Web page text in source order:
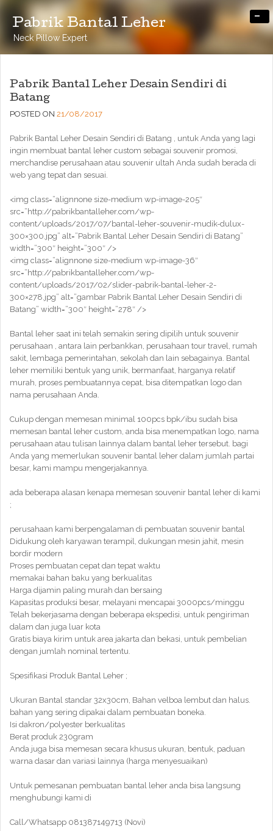
Pabrik Bantal Leher
Neck Pillow Expert
-
Pabrik Bantal Leher Desain Sendiri di
Batang
POSTED ON 21/08/2017
Pabrik Bantal Leher Desain Sendiri di Batang , untuk Anda yang lagi
ingin membuat bantal leher custom sebagai souvenir promosi,
merchandise perusahaan atau souvenir ultah Anda sudah berada di
web yang tepat dan sesuai.
<img class=”alignnone size-medium wp-image-205″
src=”http://pabrikbantalleher.com/wp-
content/uploads/2017/07/bantal-leher-souvenir-mudik-dulux-
300×300.jpg” alt=”Pabrik Bantal Leher Desain Sendiri di Batang”
width=”300″ height=”300″ />
<img class=”alignnone size-medium wp-image-36″
src=”http://pabrikbantalleher.com/wp-
content/uploads/2017/02/slider-pabrik-bantal-leher-2-
300×278.jpg” alt=”gambar Pabrik Bantal Leher Desain Sendiri di
Batang” width=”300″ height=”278″ />
Bantal leher saat ini telah semakin sering dipilih untuk souvenir
perusahaan , antara lain perbankkan, perusahaan tour travel, rumah
sakit, lembaga pemerintahan, sekolah dan lain sebagainya. Bantal
leher memiliki bentuk yang unik, bermanfaat, harganya relatif
murah, proses pembuatannya cepat, bisa ditempatkan logo dan
nama perusahaan Anda.
Cukup dengan memesan minimal 100pcs bpk/ibu sudah bisa
memesan bantal leher custom, anda bisa menempatkan logo, nama
perusahaan atau tulisan lainnya dalam bantal leher tersebut. bagi
Anda yang memerlukan souvenir bantal leher dalam jumlah partai
besar, kami mampu mengerjakannya.
ada beberapa alasan kenapa memesan souvenir bantal leher di kami
;
perusahaan kami berpengalaman di pembuatan souvenir bantal
Didukung oleh karyawan terampil, dukungan mesin jahit, mesin
bordir modern
Proses pembuatan cepat dan tepat waktu
memakai bahan baku yang berkualitas
Harga dijamin paling murah dan bersaing
Kapasitas produksi besar, melayani mencapai 3000pcs/minggu
Telah bekerjasama dengan beberapa ekspedisi, untuk pengiriman
dalam dan juga luar kota
Gratis biaya kirim untuk area jakarta dan bekasi, untuk pembelian
dengan jumlah nominal tertentu.
Spesifikasi Produk Bantal Leher ;
Ukuran Bantal standar 32x30cm, Bahan velboa lembut dan halus.
bahan yang sering dipakai dalam pembuatan boneka.
Isi dakron/polyester berkualitas
Berat produk 230gram
Anda juga bisa memesan secara khusus ukuran, bentuk, paduan
warna dasar dan variasi lainnya (harga menyesuaikan)
Untuk pemesanan pembuatan bantal leher anda bisa langsung
menghubungi kami di
Call/Whatsapp 081387149713 (Novi)